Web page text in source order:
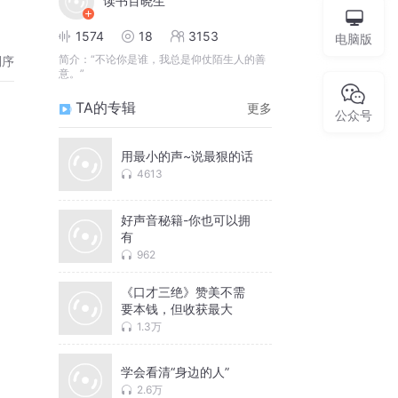
1574 18 3153
简介： “不论你是谁，我总是仰仗陌生人的善
意。”
TA的专辑 更多
用最小的声~说最狠的话
4613
好声音秘籍-你也可以拥
有
962
《口才三绝》赞美不需
要本钱，但收获最大
1.3万
学会看清“身边的人”
2.6万
电脑版
公众号